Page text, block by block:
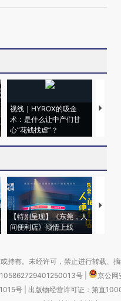
视线｜HYROX的吸金
术：是什么让中产们甘
心“花钱找虐”？
马航
粒摇
【特别呈现】《东莞，人
间便利店》倾情上线
【推
有。未经许可，禁止进行转载、摘
号
京公
号| 出版物经营许可证：第直